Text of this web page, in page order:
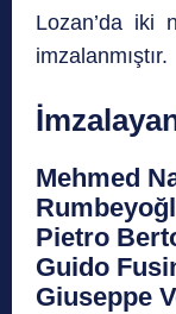
Lozan’da iki
imzalanmıştır.
Mehmed
Pietro
Guido
Giuseppe